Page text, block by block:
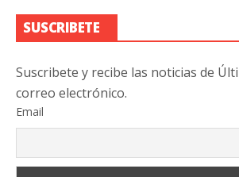
SUSCRIBETE
Suscribete y recibe las noticias de
correo electrónico.
Email